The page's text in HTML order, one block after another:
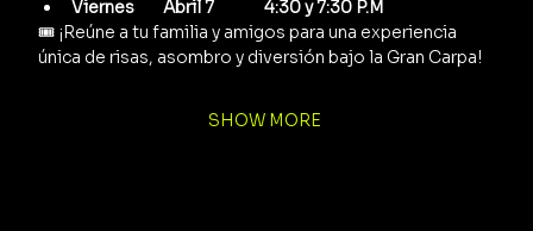
Viernes        Abril 7              4:30 y 7:30 P.M
🎟️ ¡Reúne a tu familia y amigos para una experiencia
única de risas, asombro y diversión bajo la Gran Carpa!
SHOW MORE